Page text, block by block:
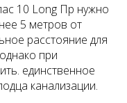
10 Long Пр нужно
5 метров от
расстояние для
при
единственное
канализации.